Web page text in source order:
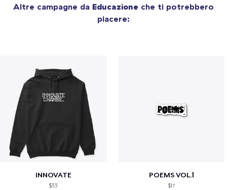
Altre campagne da Educazione che ti potrebbero
piacere:
INNOVATE
$33
POEMS VOL.1
$17